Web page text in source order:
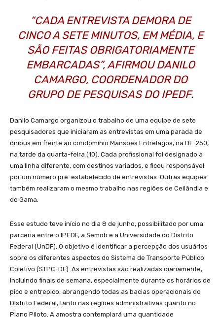
“CADA ENTREVISTA DEMORA DE
CINCO A SETE MINUTOS, EM MÉDIA, E
SÃO FEITAS OBRIGATORIAMENTE
EMBARCADAS”, AFIRMOU DANILO
CAMARGO, COORDENADOR DO
GRUPO DE PESQUISAS DO IPEDF.
Danilo Camargo organizou o trabalho de uma equipe de sete
pesquisadores que iniciaram as entrevistas em uma parada de
ônibus em frente ao condomínio Mansões Entrelagos, na DF-250,
na tarde da quarta-feira (10). Cada profissional foi designado a
uma linha diferente, com destinos variados, e ficou responsável
por um número pré-estabelecido de entrevistas. Outras equipes
também realizaram o mesmo trabalho nas regiões de Ceilândia e
do Gama.
Esse estudo teve início no dia 8 de junho, possibilitado por uma
parceria entre o IPEDF, a Semob e a Universidade do Distrito
Federal (UnDF). O objetivo é identificar a percepção dos usuários
sobre os diferentes aspectos do Sistema de Transporte Público
Coletivo (STPC-DF). As entrevistas são realizadas diariamente,
incluindo finais de semana, especialmente durante os horários de
pico e entrepico, abrangendo todas as bacias operacionais do
Distrito Federal, tanto nas regiões administrativas quanto no
Plano Piloto. A amostra contemplará uma quantidade